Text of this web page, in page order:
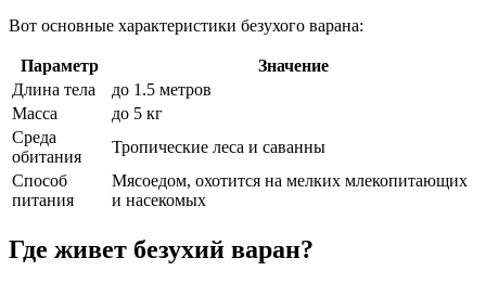
Вот основные характеристики безухого варана:
Параметр
Значение
Длина тела
до 1.5 метров
Масса
до 5 кг
Среда
обитания
Тропические леса и саванны
Способ
питания
Мясоедом, охотится на мелких млекопитающих
и насекомых
Где живет безухий варан?